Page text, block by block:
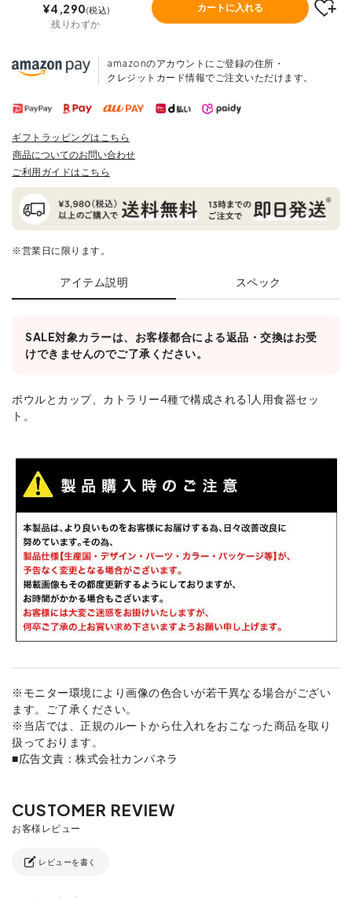
¥4,290 税込
残りわずか
カートに入れる
amazonのアカウントにご登録の住所・
クレジットカード情報でご注文いただけます。
ギフトラッピングはこちら
商品についてのお問い合わせ
ご利用ガイドはこちら
※営業日に限ります。
アイテム説明 スペック
SALE対象カラーは、お客様都合による返品・交換はお受
けできませんのでご了承ください。
ボウルとカップ、カトラリー4種で構成される1人用食器セッ
ト。
※モニター環境により画像の色合いが若干異なる場合がござい
ます。ご了承ください。
※当店では、正規のルートから仕入れをおこなった商品を取り
扱っております。
■広告文責：株式会社カンパネラ
レビューを書く